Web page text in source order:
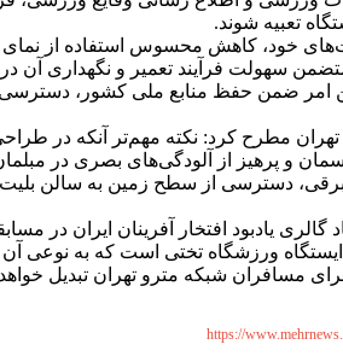
تعبیه شوند.
خود، کاهش محسوس استفاده از
سهولت فرآیند تعمیر و نگهداری آن
امر ضمن حفظ منابع ملی کشور، دسترسی
۷ مترو تهران مطرح کرد: نکته مهم‌تر آنکه در
و پرهیز از آلودگی‌های بصری در
برقی، دسترسی از سطح زمین به سالن
گالری یادبود افتخار آفرینان ایران در
ورزشگاه تختی است که به نوعی آن
مسافران شبکه مترو تهران تبدیل